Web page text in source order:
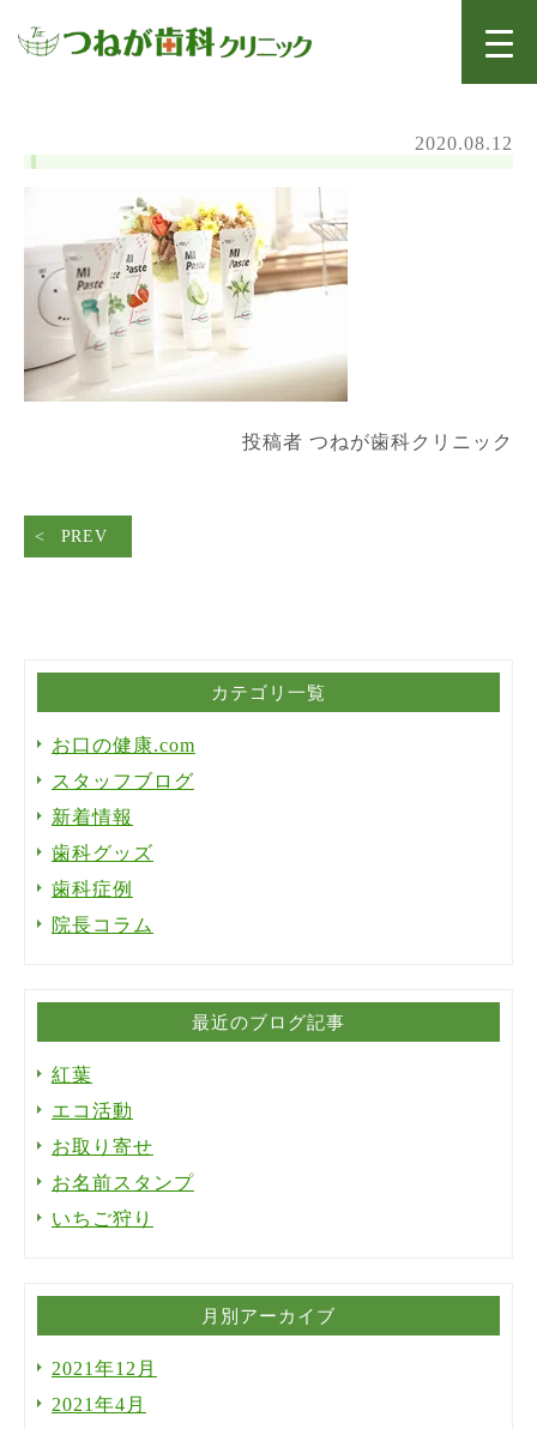
2020.08.12
投稿者 つねが歯科クリニック
PREV
カテゴリ一覧
お口の健康.com
スタッフブログ
新着情報
歯科グッズ
歯科症例
院長コラム
最近のブログ記事
紅葉
エコ活動
お取り寄せ
お名前スタンプ
いちご狩り
月別アーカイブ
2021年12月
2021年4月